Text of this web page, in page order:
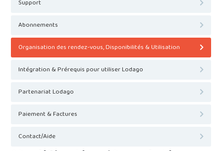
Support
Abonnements
Organisation des rendez-vous, Disponibilités & Utilisation
Intégration & Prérequis pour utiliser Lodago
Partenariat Lodago
Paiement & Factures
Contact/Aide